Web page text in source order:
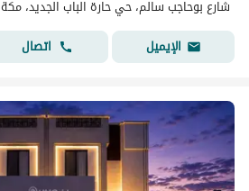
شارع بوحاجب سالم، حي حارة الباب الجديد، مكة
الإيميل
اتصال